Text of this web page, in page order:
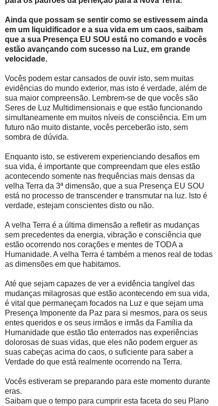
Ainda que possam se sentir como se estivessem ainda
em um liquidificador e a sua vida em um caos, saibam
que a sua Presença EU SOU está no comando e vocês
estão avançando com sucesso na Luz, em grande
velocidade.
Vocês podem estar cansados de ouvir isto, sem muitas
evidências do mundo exterior, mas isto é verdade, além de
sua maior compreensão. Lembrem-se de que vocês são
Seres de Luz Multidimensionais e que estão funcionando
simultaneamente em muitos níveis de consciência. Em um
futuro não muito distante, vocês perceberão isto, sem
sombra de dúvida.
Enquanto isto, se estiverem experienciando desafios em
sua vida, é importante que compreendam que eles estão
acontecendo somente nas frequências mais densas da
velha Terra da 3ª dimensão, que a sua Presença EU SOU
está no processo de transcender e transmutar na luz. Isto é
verdade, estejam conscientes disto ou não.
A velha Terra é a última dimensão a refletir as mudanças
sem precedentes da energia, vibração e consciência que
estão ocorrendo nos corações e mentes de TODA a
Humanidade. A velha Terra é também a menos real de todas
as dimensões em que habitamos.
Até que sejam capazes de ver a evidência tangível das
mudanças milagrosas que estão acontecendo em sua vida,
é vital que permaneçam focados na Luz e que sejam uma
Presença Imponente da Paz para si mesmos, para os seus
entes queridos e os seus irmãos e irmãs da Família da
Humanidade que estão tão enterrados nas experiências
dolorosas de suas vidas, que eles não podem erguer as
suas cabeças acima do caos, o suficiente para saber a
Verdade do que está realmente ocorrendo na Terra.
Vocês estiveram se preparando para este momento durante
eras.
Saibam que o tempo para cumprir esta faceta do seu Plano